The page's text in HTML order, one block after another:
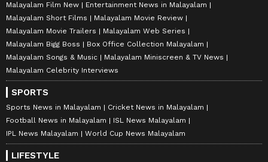
Malayalam Film New
Entertainment News in Malayalam
Malayalam Short Films
Malayalam Movie Review
Malayalam Movie Trailers
Malayalam Web Series
Malayalam Bigg Boss
Box Office Collection Malayalam
Malayalam Songs & Music
Malayalam Miniscreen & TV News
Malayalam Celebrity Interviews
SPORTS
Sports News in Malayalam
Cricket News in Malayalam
Football News in Malayalam
ISL News Malayalam
IPL News Malayalam
World Cup News Malayalam
LIFESTYLE